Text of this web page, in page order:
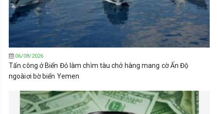
06/08/2026
Tấn công ở Biển Đỏ làm chìm tàu chở hàng mang cờ Ấn Độ
ngoàiơi bờ biển Yemen